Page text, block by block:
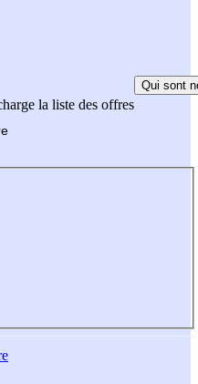
la liste des offres
Qui sont